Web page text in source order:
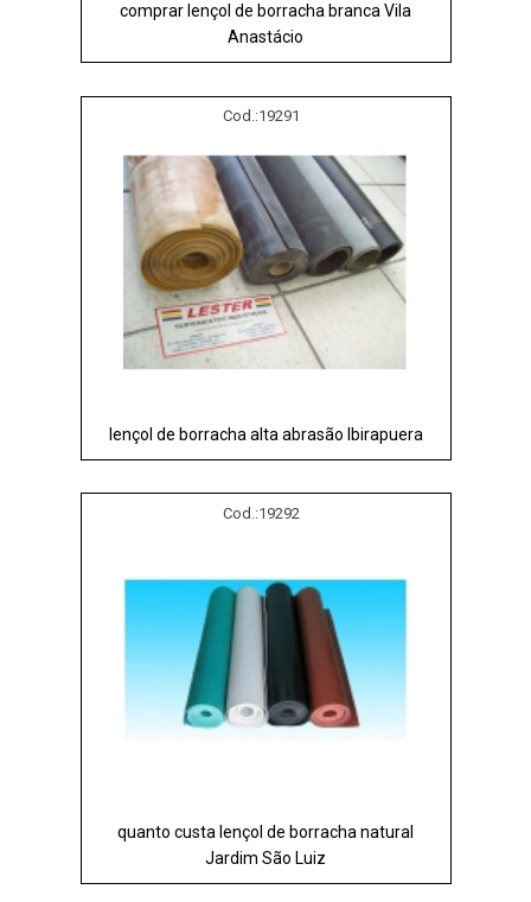
comprar lençol de borracha branca Vila
Anastácio
Cod.:19291
lençol de borracha alta abrasão Ibirapuera
Cod.:19292
quanto custa lençol de borracha natural
Jardim São Luiz